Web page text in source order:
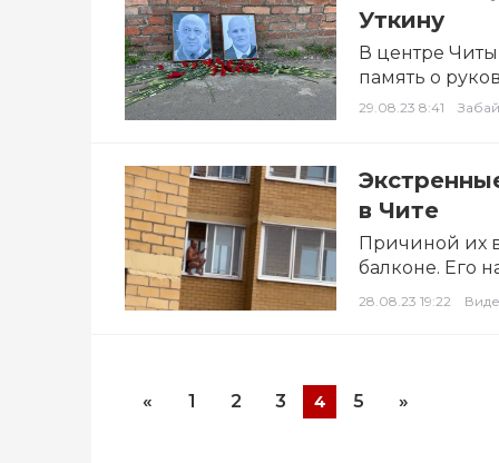
Уткину
В центре
память о
Евгении…
29.08.23 8:41
в Чите
Причиной их
балконе. Его
источник
28.08.23 19:22
« 1 2 3 4 5 »